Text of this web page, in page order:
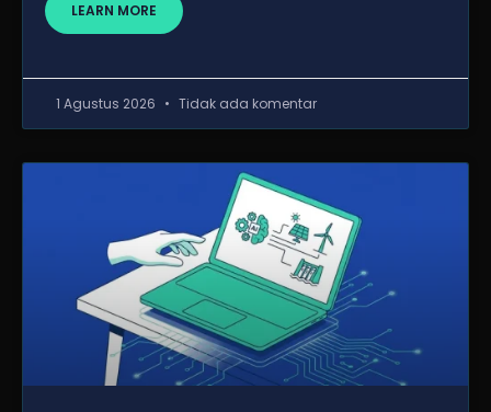
LEARN MORE
1 Agustus 2026 Tidak ada komentar